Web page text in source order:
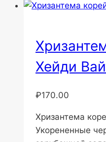
Хейди
₽170.00
Хризантема
Укорененные